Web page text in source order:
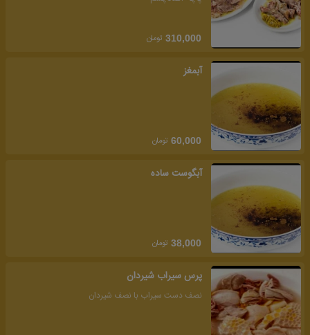
310,000 تومان
آبمغز
60,000 تومان
آبگوست ساده
38,000 تومان
پرس سیراب شیردان
نصف دست سیراب با نصف شیردان